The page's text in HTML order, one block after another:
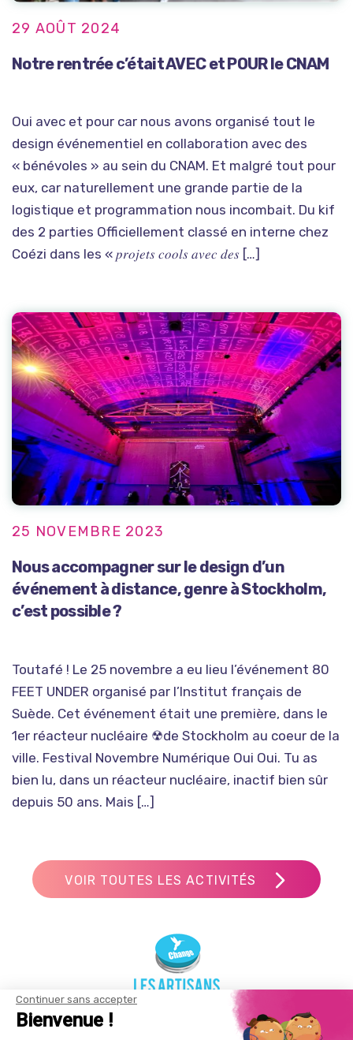
Continuer sans accepter
Bienvenue !
29 AOÛT 2024
Notre rentrée c’était AVEC et POUR le CNAM
Oui avec et pour car nous avons organisé tout le
design événementiel en collaboration avec des
« bénévoles » au sein du CNAM. Et malgré tout pour
eux, car naturellement une grande partie de la
logistique et programmation nous incombait. Du kif
des 2 parties Officiellement classé en interne chez
Coézi dans les « 𝑝𝑟𝑜𝑗𝑒𝑡𝑠 𝑐𝑜𝑜𝑙𝑠 𝑎𝑣𝑒𝑐 𝑑𝑒𝑠 […]
25 NOVEMBRE 2023
Nous accompagner sur le design d’un
événement à distance, genre à Stockholm,
c’est possible ?
Toutafé ! Le 25 novembre a eu lieu l’événement 80
FEET UNDER organisé par l’Institut français de
Suède. Cet événement était une première, dans le
1er réacteur nucléaire ☢de Stockholm au coeur de la
ville. Festival Novembre Numérique Oui Oui. Tu as
bien lu, dans un réacteur nucléaire, inactif bien sûr
depuis 50 ans. Mais […]
VOIR TOUTES LES ACTIVITÉS